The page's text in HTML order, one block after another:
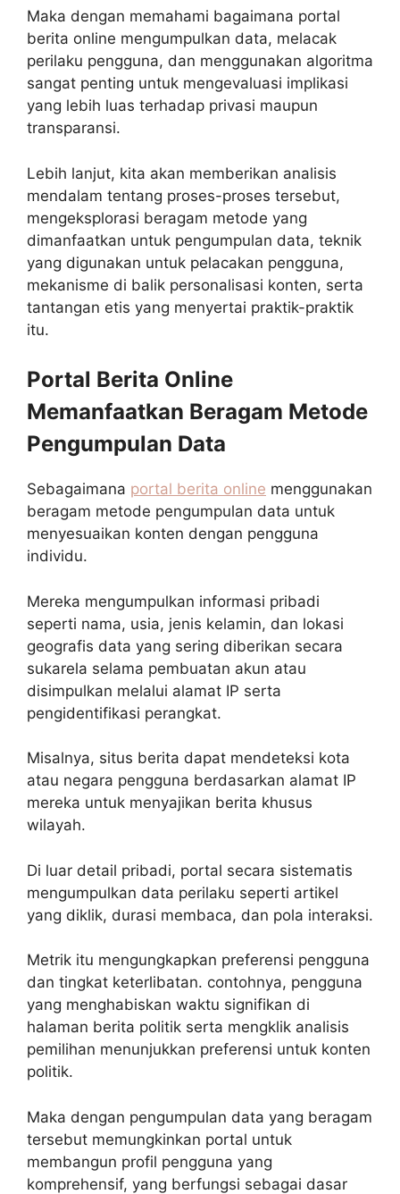
Maka dengan memahami bagaimana portal
berita online mengumpulkan data, melacak
perilaku pengguna, dan menggunakan algoritma
sangat penting untuk mengevaluasi implikasi
yang lebih luas terhadap privasi maupun
transparansi.
Lebih lanjut, kita akan memberikan analisis
mendalam tentang proses-proses tersebut,
mengeksplorasi beragam metode yang
dimanfaatkan untuk pengumpulan data, teknik
yang digunakan untuk pelacakan pengguna,
mekanisme di balik personalisasi konten, serta
tantangan etis yang menyertai praktik-praktik
itu.
Portal Berita Online
Memanfaatkan Beragam Metode
Pengumpulan Data
Sebagaimana portal berita online menggunakan
beragam metode pengumpulan data untuk
menyesuaikan konten dengan pengguna
individu.
Mereka mengumpulkan informasi pribadi
seperti nama, usia, jenis kelamin, dan lokasi
geografis data yang sering diberikan secara
sukarela selama pembuatan akun atau
disimpulkan melalui alamat IP serta
pengidentifikasi perangkat.
Misalnya, situs berita dapat mendeteksi kota
atau negara pengguna berdasarkan alamat IP
mereka untuk menyajikan berita khusus
wilayah.
Di luar detail pribadi, portal secara sistematis
mengumpulkan data perilaku seperti artikel
yang diklik, durasi membaca, dan pola interaksi.
Metrik itu mengungkapkan preferensi pengguna
dan tingkat keterlibatan. contohnya, pengguna
yang menghabiskan waktu signifikan di
halaman berita politik serta mengklik analisis
pemilihan menunjukkan preferensi untuk konten
politik.
Maka dengan pengumpulan data yang beragam
tersebut memungkinkan portal untuk
membangun profil pengguna yang
komprehensif, yang berfungsi sebagai dasar